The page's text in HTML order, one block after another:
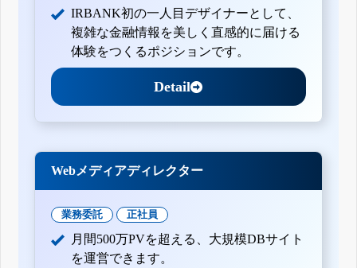
IRBANK初の一人目デザイナーとして、
複雑な金融情報を美しく直感的に届ける
体験をつくるポジションです。
Detail
Webメディアディレクター
業務委託 正社員
月間500万PVを超える、大規模DBサイト
を運営できます。